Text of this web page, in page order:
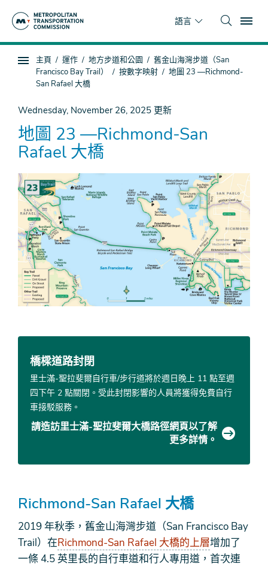
語言
子
導
航
你
在
這
主頁 運作 地方步道和公園
舊金山海灣步道（San
Francisco Bay Trail）
按數字映射
地圖 23 —Richmond-
San Rafael 大橋
Wednesday, November 26, 2025 更新
地圖 23 —Richmond-San
Rafael 大橋
橋樑道路封閉
里士滿-聖拉斐爾自行車/步行道將於週日晚上 11 點至週
四下午 2 點關閉。受此封閉影響的人員將獲得免費自行
車接駁服務。
請造訪里士滿-聖拉斐爾大橋路徑網頁以了解
更多詳情。
Richmond-San Rafael 大橋
2019 年秋季，舊金山海灣步道（San Francisco Bay
Trail）在Richmond-San Rafael 大橋的上層增加了
一條 4.5 英里長的自行車道和行人專用道，首次連